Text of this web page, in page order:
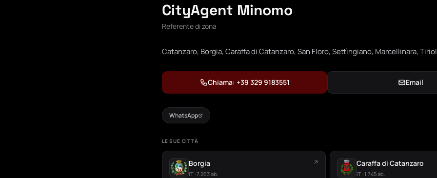
CityAgent Minomo
Referente di zona
Catanzaro, Borgia, Caraffa di Catanzaro, San Floro, Settìngiano, Marcellinara,
Chiama: +39 329 9183551 Email
WhatsApp
LE SUE CITTÀ
Borgia
IT · 7.263 ab.
↗ Caraffa di Catanzaro
IT · 1.745 ab.